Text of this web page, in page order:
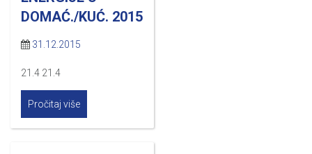
DOMAĆ./KUĆ. 2015
31.12.2015
21.4 21.4
Pročitaj više